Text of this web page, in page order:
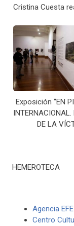
Cristina Cuesta
Exposición “EN
DE LA
HEMEROTECA
Agencia EFE
Centro